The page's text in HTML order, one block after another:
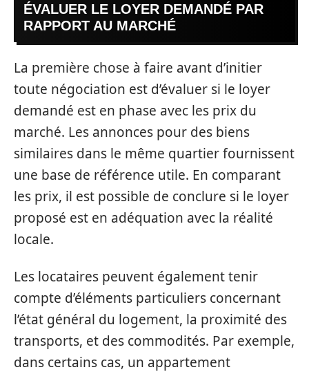
ÉVALUER LE LOYER DEMANDÉ PAR
RAPPORT AU MARCHÉ
La première chose à faire avant d’initier
toute négociation est d’évaluer si le loyer
demandé est en phase avec les prix du
marché. Les annonces pour des biens
similaires dans le même quartier fournissent
une base de référence utile. En comparant
les prix, il est possible de conclure si le loyer
proposé est en adéquation avec la réalité
locale.
Les locataires peuvent également tenir
compte d’éléments particuliers concernant
l’état général du logement, la proximité des
transports, et des commodités. Par exemple,
dans certains cas, un appartement